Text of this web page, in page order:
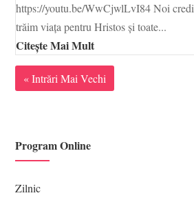
https://youtu.be/WwCjwlLvI84 Noi
trăim viața pentru Hristos și toate...
Citește Mai Mult
« Intrări Mai Vechi
Program Online
Zilnic